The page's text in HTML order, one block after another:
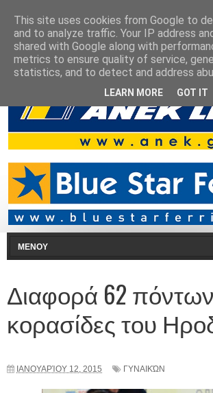
Διαφορά 62 πόντων
κορασίδες του
ΙΑΝΟΥΑΡΊΟΥ 12, 2015 ΓΥΝΑΙΚΏΝ
This site uses cookies from Google to
and to analyze traffic. Your IP address
shared with Google along with
metrics to ensure quality of service,
statistics, and to detect and address
LEARN MORE GOT IT